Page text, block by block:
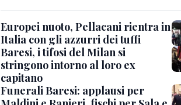
Europei nuoto, Pellacani rientra in
Italia con gli azzurri dei tuffi
Baresi, i tifosi del Milan si
stringono intorno al loro ex
capitano
Funerali Baresi: applausi per